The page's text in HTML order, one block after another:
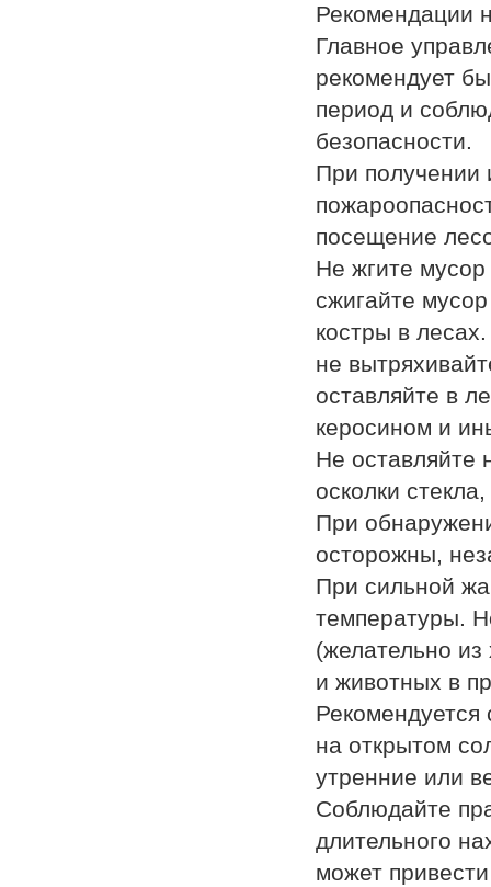
Рекомендации
Главное
рекомендует
период и
безопасности.
При получении
посещение
Не жгите
сжигайте
костры в
не
оставляйте в
керосином и
Не оставляйте
осколки
При
осторожны,
При сильной
температуры.
(желательно
и животных в
Рекомендуется
на открытом
утренние или
Соблюдайте
длительного
может